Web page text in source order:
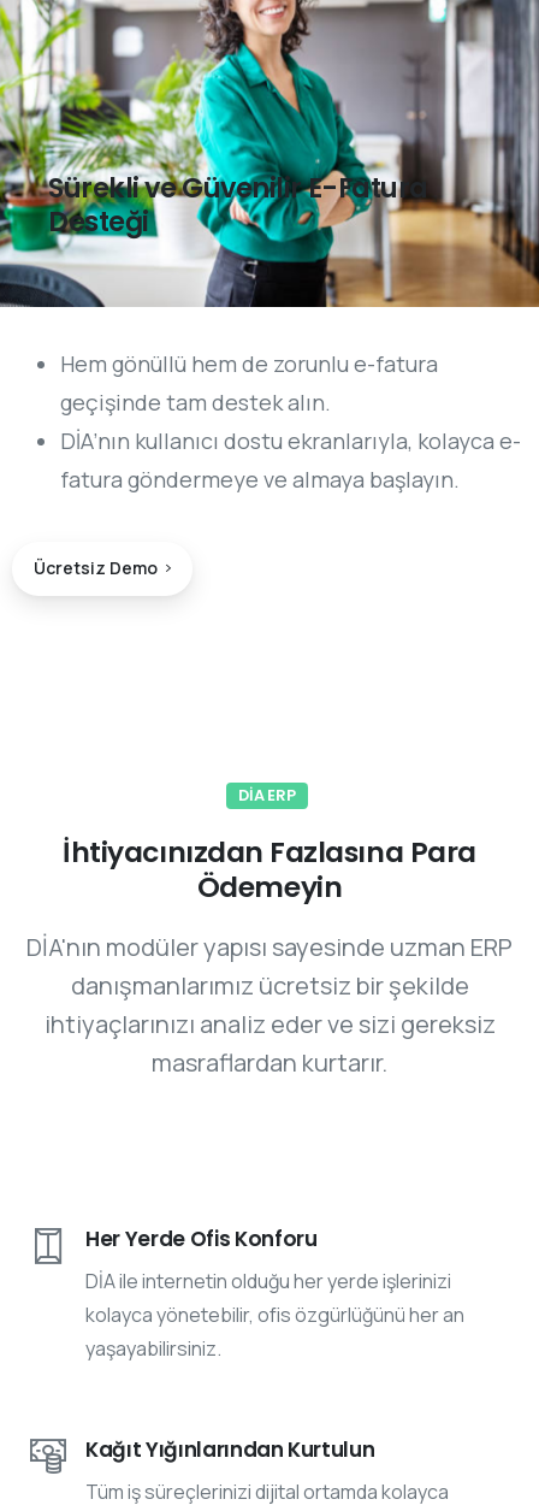
Sürekli ve Güvenilir E-Fatura
Desteği
Hem gönüllü hem de zorunlu e-fatura
geçişinde tam destek alın.
DİA’nın kullanıcı dostu ekranlarıyla, kolayca e-
fatura göndermeye ve almaya başlayın.
Ücretsiz Demo
DİA ERP
İhtiyacınızdan Fazlasına Para
Ödemeyin
DİA'nın modüler yapısı sayesinde uzman ERP
danışmanlarımız ücretsiz bir şekilde
ihtiyaçlarınızı analiz eder ve sizi gereksiz
masraflardan kurtarır.
Her Yerde Ofis Konforu
DİA ile internetin olduğu her yerde işlerinizi
kolayca yönetebilir, ofis özgürlüğünü her an
yaşayabilirsiniz.
Kağıt Yığınlarından Kurtulun
Tüm iş süreçlerinizi dijital ortamda kolayca